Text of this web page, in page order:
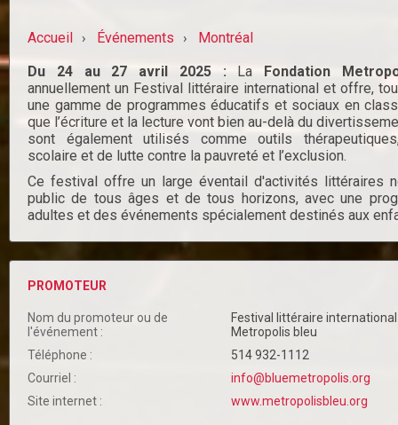
Accueil › Événements ›
Montréal
Du 24 au 27 avril 2025 :La Fondation
annuellement un Festival littéraire international et offre,
une gamme de programmes éducatifs et sociaux en
que l’écriture et la lecture vont bien au-delà du
sont également utilisés comme outils
scolaire et de lutte contre la pauvreté et l’exclusion.
Ce festival offre un large éventail d'activités littéraires
public de tous âges et de tous horizons, avec une
adultes et des événements spécialement destinés aux
PROMOTEUR
Nom du promoteur ou de
l'événement :
Festival littéraire
Metropolis bleu
Téléphone :
514 932-1112
Courriel :
info@bluemetropolis.org
Site internet :
www.metropolisbleu.org